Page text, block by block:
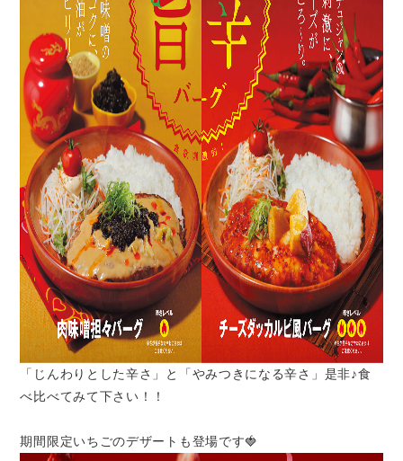
「じんわりとした辛さ」と「やみつきになる辛さ」是非♪食
べ比べてみて下さい！！
期間限定いちごのデザートも登場です🍓